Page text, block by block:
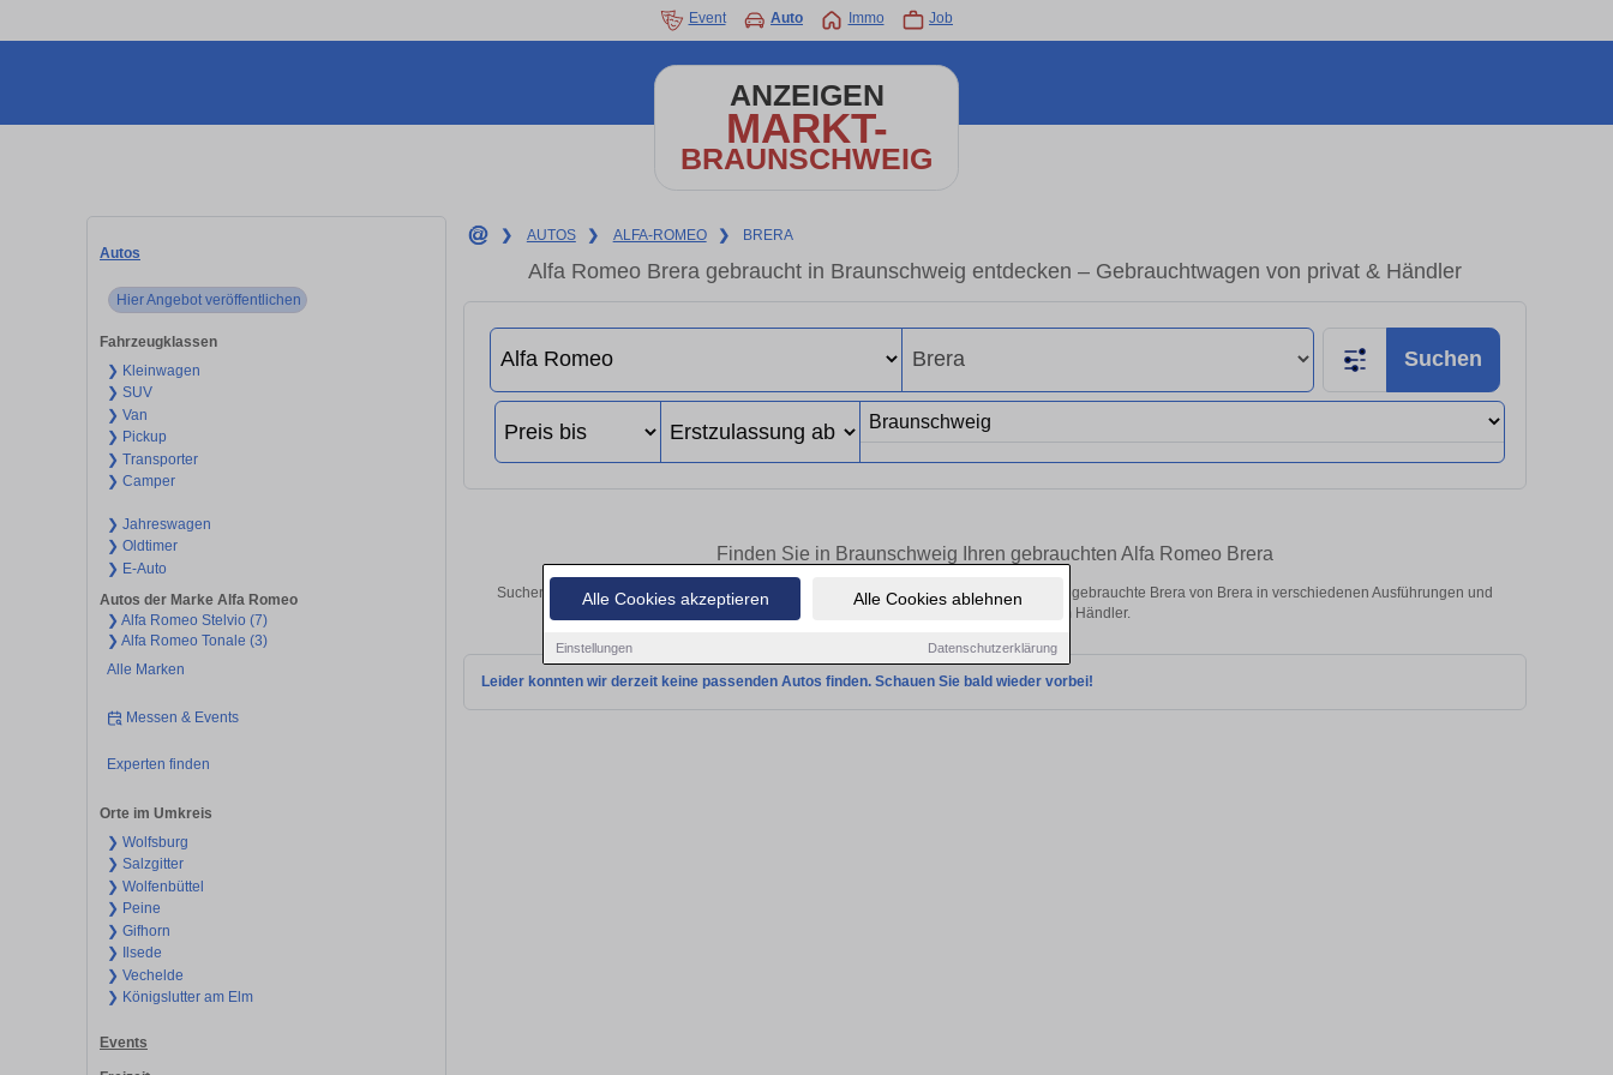
Alle Cookies akzeptieren Alle Cookies ablehnen
Einstellungen Datenschutzerklärung
Event Auto Immo Job
ANZEIGEN
MARKT-
BRAUNSCHWEIG
Autos
Hier Angebot veröffentlichen
Fahrzeugklassen
❯ Kleinwagen
❯ SUV
❯ Van
❯ Pickup
❯ Transporter
❯ Camper
❯ Jahreswagen
❯ Oldtimer
❯ E-Auto
Autos der Marke Alfa Romeo
❯ Alfa Romeo Stelvio (7)
❯ Alfa Romeo Tonale (3)
Alle Marken
Messen & Events
Experten finden
Orte im Umkreis
❯ Wolfsburg
❯ Salzgitter
❯ Wolfenbüttel
❯ Peine
❯ Gifhorn
❯ Ilsede
❯ Vechelde
❯ Königslutter am Elm
Events
❯ AUTOS ❯ ALFA-ROMEO ❯ BRERA
Alfa Romeo Brera gebraucht in Braunschweig entdecken – Gebrauchtwagen von privat & Händler
Suchen
Finden Sie in Braunschweig Ihren gebrauchten Alfa Romeo Brera
Suchen Sie in Braunschweig einen Alfa Romeo Brera Gebrauchtwagen? Entdecken Sie gebrauchte Brera von Brera in verschiedenen Ausführungen und
Preisklassen von privat und vom Händler.
Leider konnten wir derzeit keine passenden Autos finden. Schauen Sie bald wieder vorbei!